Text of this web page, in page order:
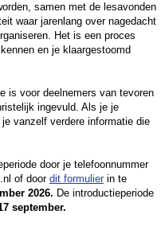
samen met de lesavonden
waar jarenlang over nagedacht
Het is een proces
en je klaargestoomd
is voor deelnemers van tevoren
ingevuld. Als je je
vanzelf verdere informatie die
door je telefoonnummer
of door dit formulier in te
2026. De introductieperiode
september.